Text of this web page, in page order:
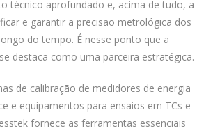
técnico aprofundado e, acima de tudo, a
e garantir a precisão metrológica dos
do tempo. É nesse ponto que a
destaca como uma parceira estratégica.
de calibração de medidores de energia
e equipamentos para ensaios em TCs e
fornece as ferramentas essenciais